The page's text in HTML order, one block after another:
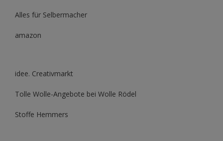
Alles für Selbermacher
amazon
idee. Creativmarkt
Tolle Wolle-Angebote bei Wolle Rödel
Stoffe Hemmers